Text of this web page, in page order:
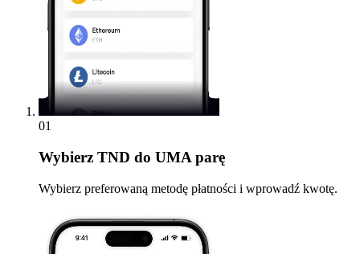
01
Wybierz TND do UMA parę
Wybierz preferowaną metodę płatności i wprowadź kwotę.